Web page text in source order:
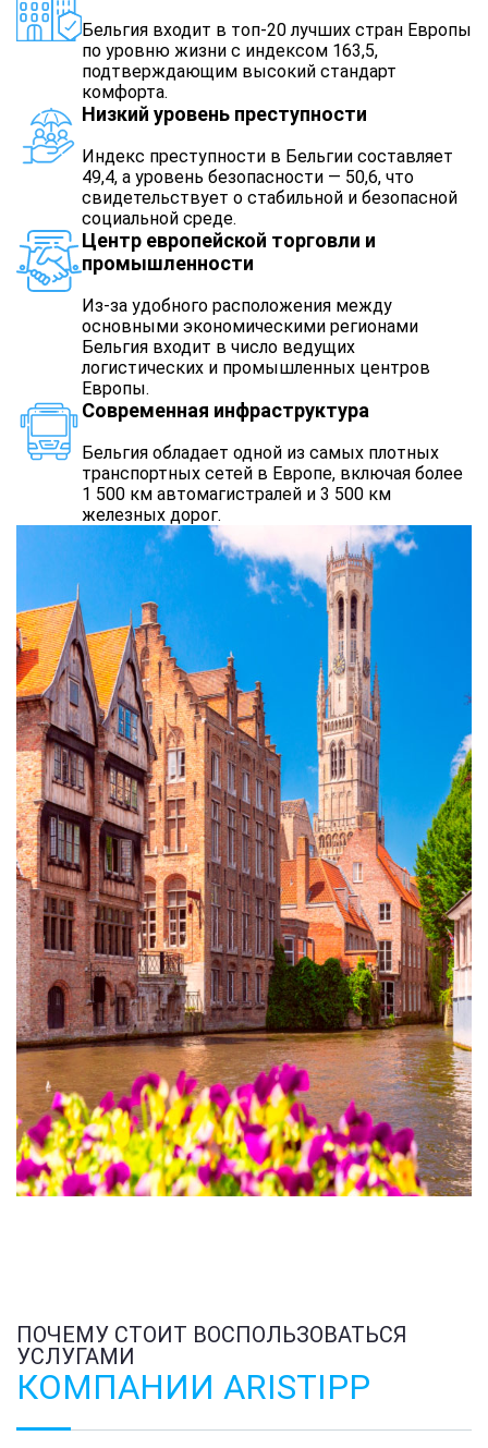
Бельгия входит в топ-20 лучших стран Европы
по уровню жизни с индексом 163,5,
подтверждающим высокий стандарт
комфорта.
Низкий уровень преступности
Индекс преступности в Бельгии составляет
49,4, а уровень безопасности — 50,6, что
свидетельствует о стабильной и безопасной
социальной среде.
Центр европейской торговли и
промышленности
Из-за удобного расположения между
основными экономическими регионами
Бельгия входит в число ведущих
логистических и промышленных центров
Европы.
Современная инфраструктура
Бельгия обладает одной из самых плотных
транспортных сетей в Европе, включая более
1 500 км автомагистралей и 3 500 км
железных дорог.
ПОЧЕМУ СТОИТ ВОСПОЛЬЗОВАТЬСЯ
УСЛУГАМИ
КОМПАНИИ ARISTIPP